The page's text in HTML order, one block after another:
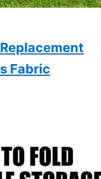
Fabric